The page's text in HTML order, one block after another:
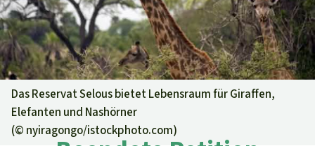
Petitionen
Projekte
Informieren
Aktuelles
Erfolge
Ihre Spende hilft
Allgemeine Spende
Dringender Spendenaufruf
Regenwald-Urkunden
Das Reservat Selous bietet Lebensraum für Giraffen,
Elefanten und Nashörner
(© nyiragongo/istockphoto.com)